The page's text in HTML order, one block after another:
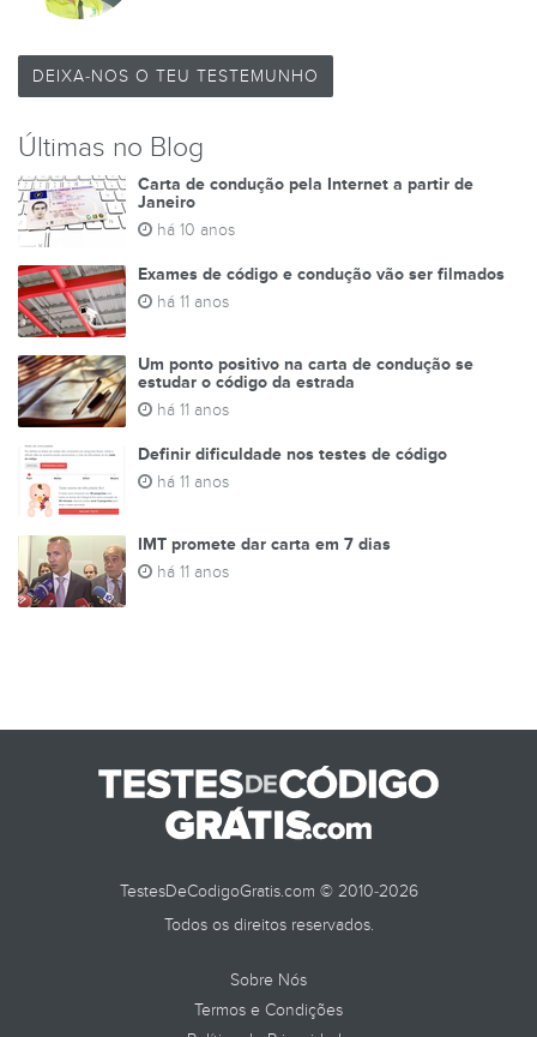
DEIXA-NOS O TEU TESTEMUNHO
Últimas no Blog
Carta de condução pela Internet a partir de
Janeiro
há 10 anos
Exames de código e condução vão ser filmados
há 11 anos
Um ponto positivo na carta de condução se
estudar o código da estrada
há 11 anos
Definir dificuldade nos testes de código
há 11 anos
IMT promete dar carta em 7 dias
há 11 anos
TestesDeCodigoGratis.com © 2010-2026
Todos os direitos reservados.
Sobre Nós
Termos e Condições